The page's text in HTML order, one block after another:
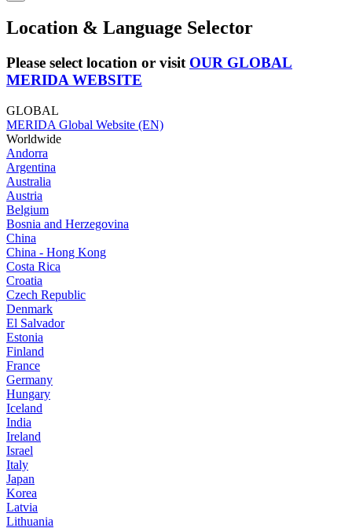
Location & Language Selector
Please select location or visit OUR GLOBAL
MERIDA WEBSITE
GLOBAL
MERIDA Global Website (EN)
Worldwide
Andorra
Argentina
Australia
Austria
Belgium
Bosnia and Herzegovina
China
China - Hong Kong
Costa Rica
Croatia
Czech Republic
Denmark
El Salvador
Estonia
Finland
France
Germany
Hungary
Iceland
India
Ireland
Israel
Italy
Japan
Korea
Latvia
Lithuania